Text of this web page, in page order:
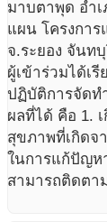
มาบตาพุด อำ
แผน โครงกา
จ.ระยอง จันท
ผู้เข้าร่วมได้เ
ปฏิบัติการจัดท
ผลที่ได้ คือ 1.
สุขภาพที่เกิดจ
ในการแก้ปัญห
สามารถติดตา